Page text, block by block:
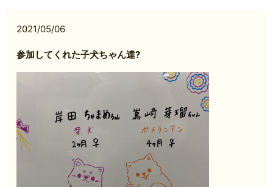
2021/05/06
参加してくれた子犬ちゃん達?